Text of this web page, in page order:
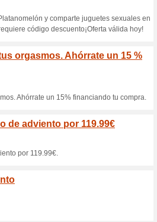
alertas relativas
acaban de ser